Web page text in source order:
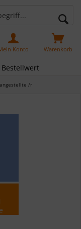
Bestellwert
Warenkorb
Konto
/r